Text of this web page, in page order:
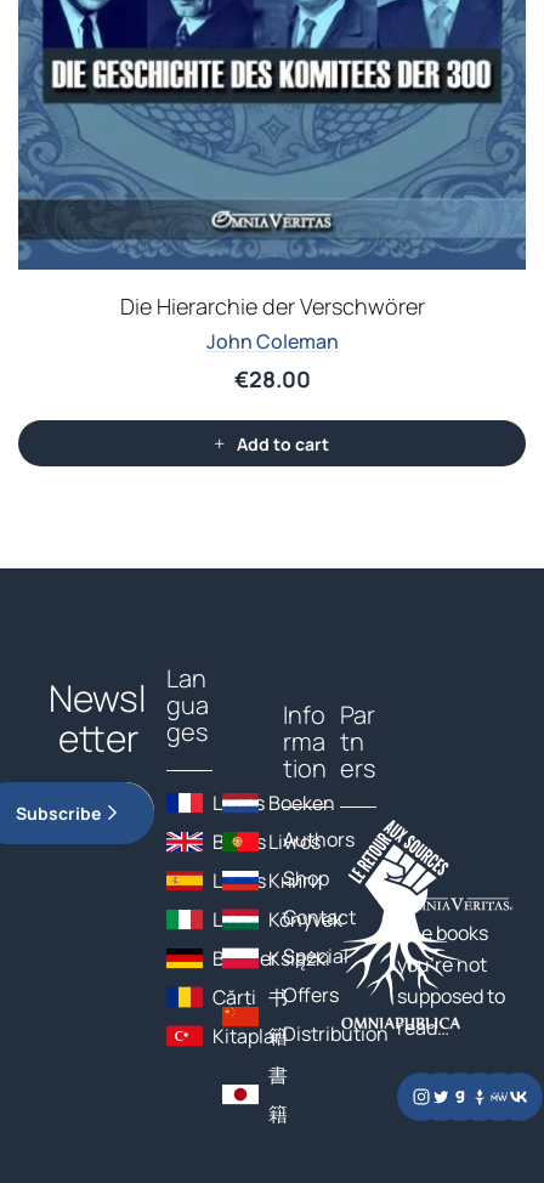
Die Hierarchie der Verschwörer
John Coleman
€28.00
Add to cart
Newsl
etter
Subscribe
Lan
gua
ges
Livres
Books
Libros
Libri
Bücher
Cărți
Kitaplar
Boeken
Livros
Книги
Könyvek
Książki
书
籍
書
籍
Info
rma
tion
Authors
Shop
Contact
Special
Offers
Distribution
Par
tn
ers
The books
you’re not
supposed to
read…